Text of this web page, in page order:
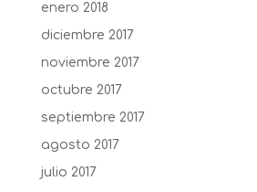
enero 2018
diciembre 2017
noviembre 2017
octubre 2017
septiembre 2017
agosto 2017
julio 2017